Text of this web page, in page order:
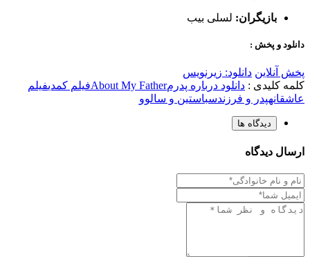
بازیگران: لسلی بیب
دانلود و پخش :
پخش آنلاین دانلود: زیرنویس
کلمه کلیدی : دانلود درباره پدرمAbout My Fatherفیلم کمدیفیلم
عاشقانهپدر و فرزندسباستین و سالوو
دیدگاه ها
ارسال دیدگاه